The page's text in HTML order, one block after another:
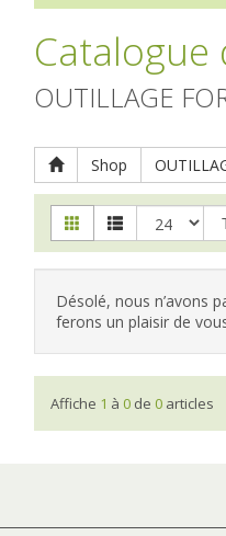
OUTILLAGE
Shop
Désolé, nous n’avons
ferons un plaisir de
Affiche 1 à 0 de 0 articles